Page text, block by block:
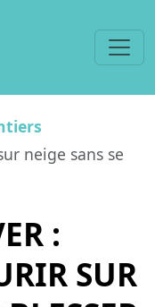
neige sans se
:
SUR